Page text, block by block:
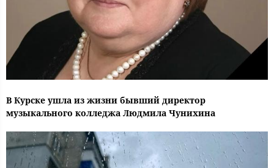
В Курске ушла из жизни бывший директор
музыкального колледжа Людмила Чунихина